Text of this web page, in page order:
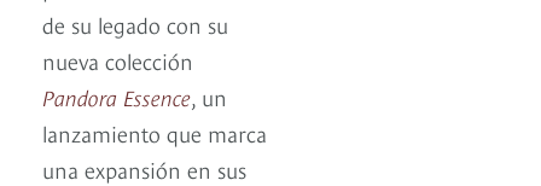
de su legado con su
nueva colección
Pandora Essence, un
lanzamiento que marca
una expansión en sus